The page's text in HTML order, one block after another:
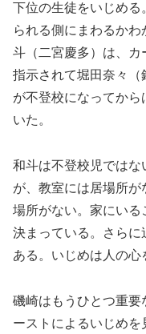
下位の生徒をいじめ
られる側にまわるか
斗（二宮慶多）は、カ
指示されて堀田奈々（
が不登校になってか
いた。
和斗は不登校児では
が、教室には居場所
場所がない。家にいる
決まっている。さら
ある。いじめは人の心
磯崎はもうひとつ重要
ーストによるいじめ